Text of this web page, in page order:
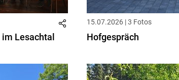
Lesachtal
15.07.2026 | 3 Fotos
Hofgespräch